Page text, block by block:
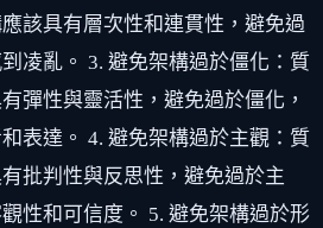
該具有層次性和連貫性，避免過
凌亂。 3. 避免架構過於僵化：質
彈性與靈活性，避免過於僵化，
表達。 4. 避免架構過於主觀：質
批判性與反思性，避免過於主
性和可信度。 5. 避免架構過於形